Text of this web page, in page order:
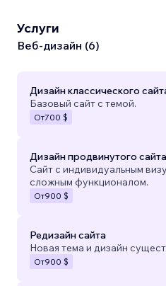
Услуги
Веб-дизайн (6)
Дизайн классического
Базовый сайт с темой.
От700 $
Дизайн продвинутого сайта
Сайт с индивидуальным
сложным функционалом.
От900 $
Редизайн сайта
Новая тема и дизайн
От900 $